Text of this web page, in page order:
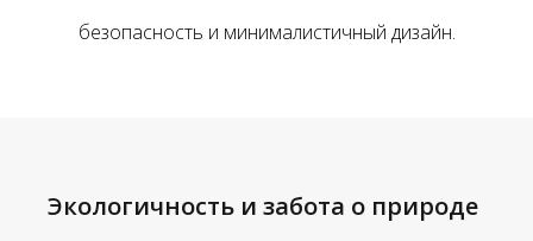
безопасность и минималистичный дизайн.
Экологичность и забота о природе